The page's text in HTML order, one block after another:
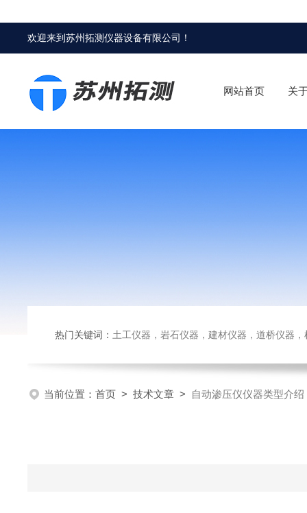
欢迎来到苏州拓测仪器设备有限公司 ！
网站首页 关
热门关键词： 土工仪器，岩石仪器，建材仪器，道桥仪器，检测
当前位置： 首页 > 技术文章 > 自动渗压仪仪器类型介绍